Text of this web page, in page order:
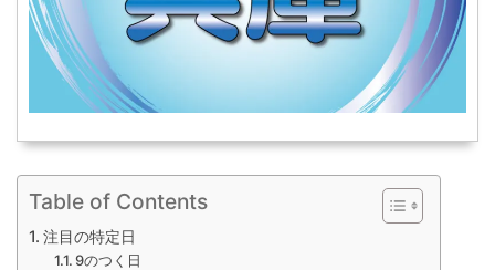
Table of Contents
注目の特定日
9のつく日